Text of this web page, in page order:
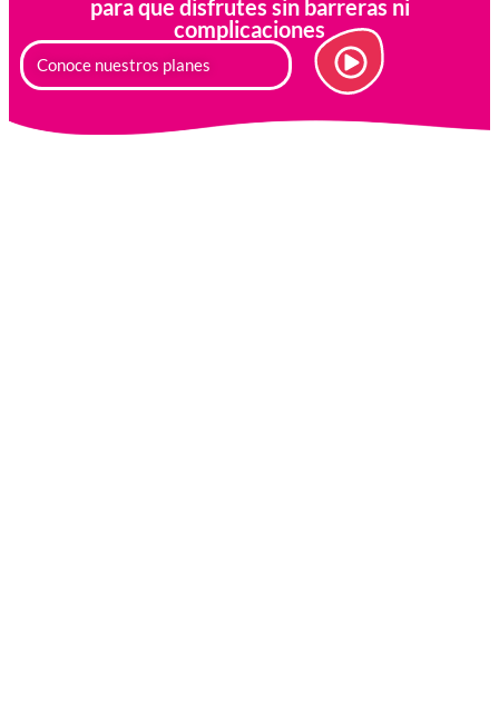
para que disfrutes sin barreras ni
complicaciones
Conoce nuestros planes